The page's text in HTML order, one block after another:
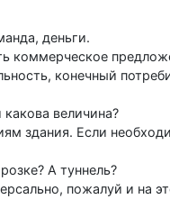
деньги.
коммерческое
конечный
величина?
здания. Если
А туннель?
пожалуй и на